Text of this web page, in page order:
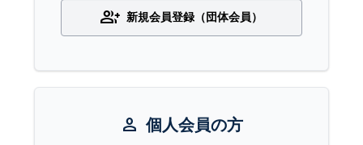
group_add 新規会員登録（団体会員）
person 個人会員の方